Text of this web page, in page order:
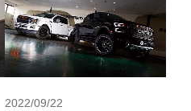
2022/09/22